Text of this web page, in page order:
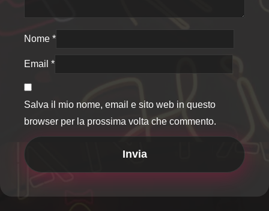
Nome *
Email *
Salva il mio nome, email e sito web in questo
browser per la prossima volta che commento.